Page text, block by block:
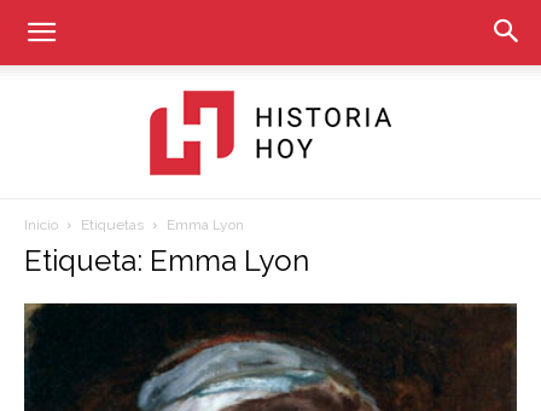
Hoy
Inicio Etiquetas Emma Lyon
Etiqueta: Emma Lyon